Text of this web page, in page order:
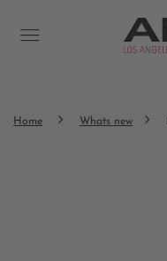
Home Whats new